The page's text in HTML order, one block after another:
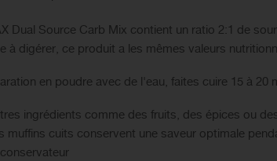
Dual Source Carb Mix contient un ratio 2:1 de
à digérer, ce produit a les mêmes valeurs
en poudre avec de l'eau, faites cuire 15 à
ingrédients comme des fruits, des épices ou
muffins cuits conservent une saveur optimale